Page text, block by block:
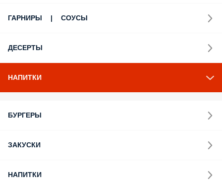
ГАРНИРЫ | СОУСЫ
ДЕСЕРТЫ
НAПИТКИ
БУРГЕРЫ
ЗАКУСКИ
НАПИТКИ